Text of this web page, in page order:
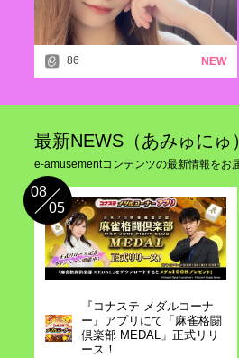
86 NEW
最新NEWS（あみゅにゅ）
e-amusementコンテンツの最新情報をお
08
05
『コナステ メダルコーナ
ー』アプリにて「麻雀格闘
倶楽部 MEDAL」正式リリ
ース！